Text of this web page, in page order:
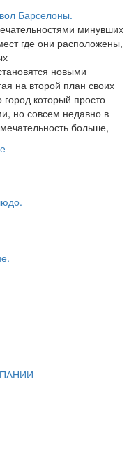
минувших
где они расположены,
новыми
на второй план своих
который просто
но совсем недавно в
больше,